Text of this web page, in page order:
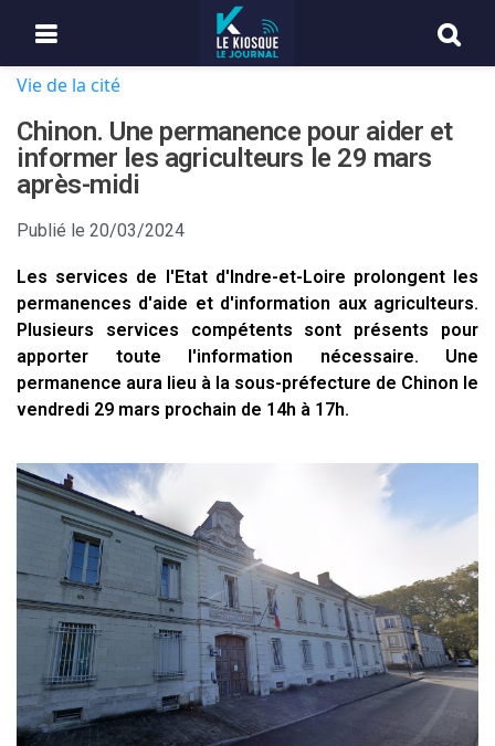
Vie de la cité
Chinon. Une permanence pour aider et
informer les agriculteurs le 29 mars
après-midi
Publié le 20/03/2024
Les services de l'Etat d'Indre-et-Loire prolongent les
permanences d'aide et d'information aux agriculteurs.
Plusieurs services compétents sont présents pour
apporter toute l'information nécessaire. Une
permanence aura lieu à la sous-préfecture de Chinon le
vendredi 29 mars prochain de 14h à 17h.